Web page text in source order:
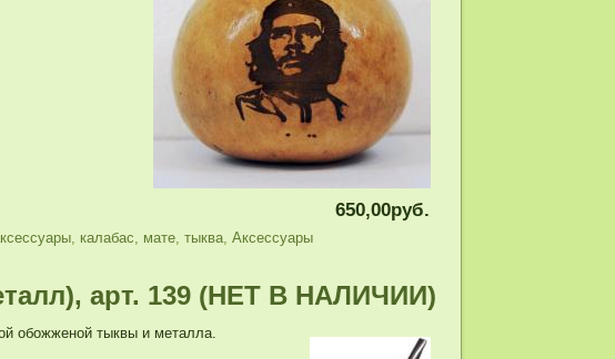
650,00руб.
, калабас, мате, тыква, Аксессуары
арт. 139 (НЕТ В НАЛИЧИИ)
обожженой тыквы и металла.